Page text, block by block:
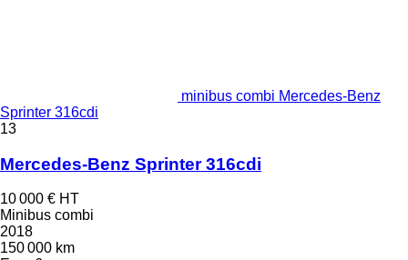
minibus combi Mercedes-Benz
Sprinter 316cdi
13
Mercedes-Benz Sprinter 316cdi
10 000 € HT
Minibus combi
2018
150 000 km